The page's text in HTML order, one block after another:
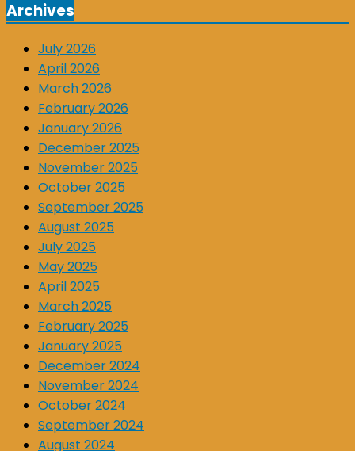
Archives
July 2026
April 2026
March 2026
February 2026
January 2026
December 2025
November 2025
October 2025
September 2025
August 2025
July 2025
May 2025
April 2025
March 2025
February 2025
January 2025
December 2024
November 2024
October 2024
September 2024
August 2024